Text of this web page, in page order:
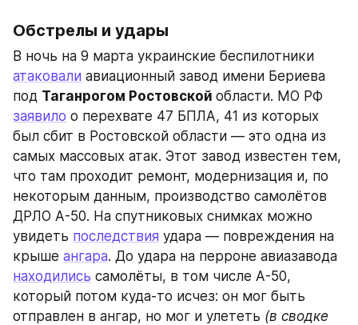
Обстрелы и удары
атаковали авиационный завод имени Бериева
под Таганрогом Ростовской
заявило о перехвате 47 БПЛА, 41 из которых
был сбит в Ростовской области — это одна из
самых массовых атак. Этот завод известен тем,
что там проходит ремонт, модернизация и, по
некоторым данным, производство самолётов
ДРЛО А-50. На спутниковых снимках можно
увидеть последствия удара — повреждения на
крыше ангара
находились самолёты, в том числе А-50,
который потом куда-то исчез: он мог быть
отправлен в ангар, но мог и улететь (в сводке